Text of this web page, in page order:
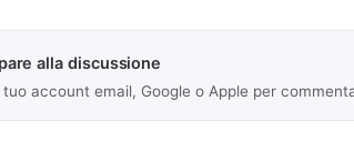
alla discussione
account email, Google o Apple per